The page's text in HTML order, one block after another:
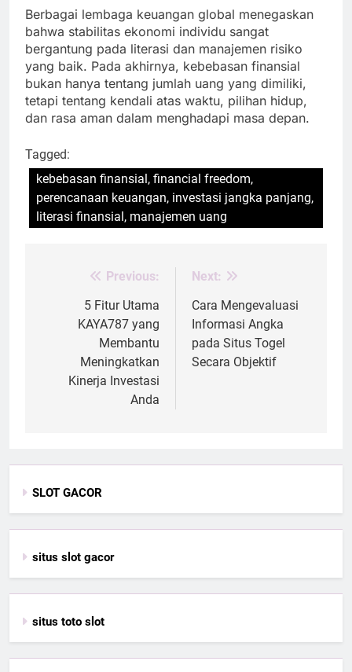
Berbagai lembaga keuangan global menegaskan
bahwa stabilitas ekonomi individu sangat
bergantung pada literasi dan manajemen risiko
yang baik. Pada akhirnya, kebebasan finansial
bukan hanya tentang jumlah uang yang dimiliki,
tetapi tentang kendali atas waktu, pilihan hidup,
dan rasa aman dalam menghadapi masa depan.
Tagged:
kebebasan finansial, financial freedom,
perencanaan keuangan, investasi jangka panjang,
literasi finansial, manajemen uang
navigation
Previous:
5 Fitur Utama
KAYA787 yang
Membantu
Meningkatkan
Kinerja Investasi
Anda
Next:
Cara Mengevaluasi
Informasi Angka
pada Situs Togel
Secara Objektif
SLOT GACOR
situs slot gacor
situs toto slot